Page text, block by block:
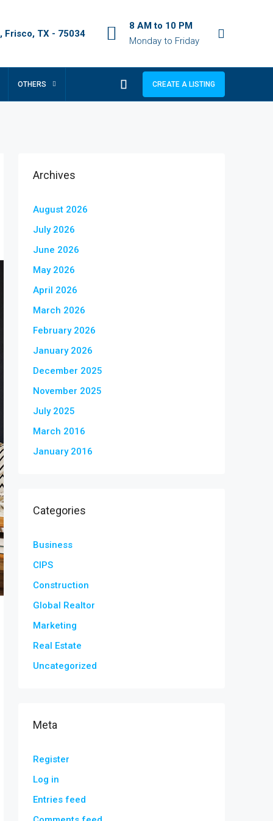
Frisco, TX - 75034
8 AM to 10 PM
Monday to Friday
OTHERS CREATE A LISTING
Archives
August 2026
July 2026
June 2026
May 2026
April 2026
March 2026
February 2026
January 2026
December 2025
November 2025
July 2025
March 2016
January 2016
Categories
Business
CIPS
Construction
Global Realtor
Marketing
Real Estate
Uncategorized
Meta
Register
Log in
Entries feed